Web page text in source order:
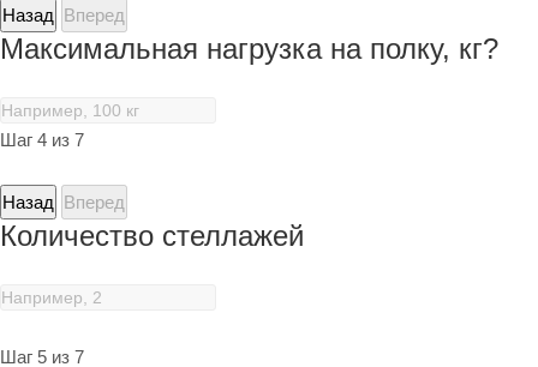
Назад Вперед
Максимальная нагрузка на полку, кг?
Шаг 4 из 7
Назад Вперед
Количество стеллажей
Шаг 5 из 7